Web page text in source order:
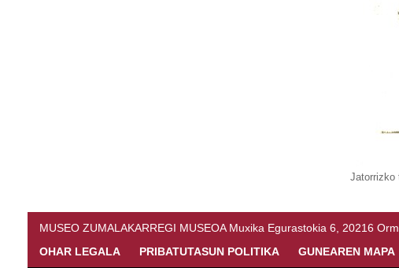
Jatorrizko
MUSEO ZUMALAKARREGI MUSEOA Muxika Egurastokia 6, 20216
OHAR LEGALA
PRIBATUTASUN POLITIKA GUNEAREN MAPA